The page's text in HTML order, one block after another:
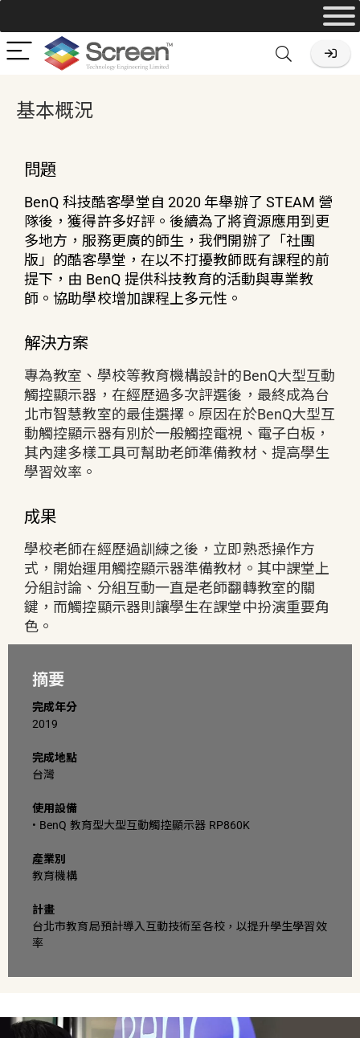
基本概況
問題
BenQ 科技酷客學堂自 2020 年舉辦了 STEAM 營
隊後，獲得許多好評。後續為了將資源應用到更
多地方，服務更廣的師生，我們開辦了「社團
版」的酷客學堂，在以不打擾教師既有課程的前
提下，由 BenQ 提供科技教育的活動與專業教
師。協助學校增加課程上多元性。
解決方案
專為教室、學校等教育機構設計的BenQ大型互動
觸控顯示器，在經歷過多次評選後，最終成為台
北市智慧教室的最佳選擇。原因在於BenQ大型互
動觸控顯示器有別於一般觸控電視、電子白板，
其內建多樣工具可幫助老師準備教材、提高學生
學習效率。
成果
學校老師在經歷過訓練之後，立即熟悉操作方
式，開始運用觸控顯示器準備教材。其中課堂上
分組討論、分組互動一直是老師翻轉教室的關
鍵，而觸控顯示器則讓學生在課堂中扮演重要角
色。
摘要
完成年分
2019
完成地點
台灣
使用設備
• BenQ 教育型大型互動觸控顯示器 RP860K
產業別
教育機構
計畫
台北市教育局預計導入互動技術至各校，以提升學生學習效
率